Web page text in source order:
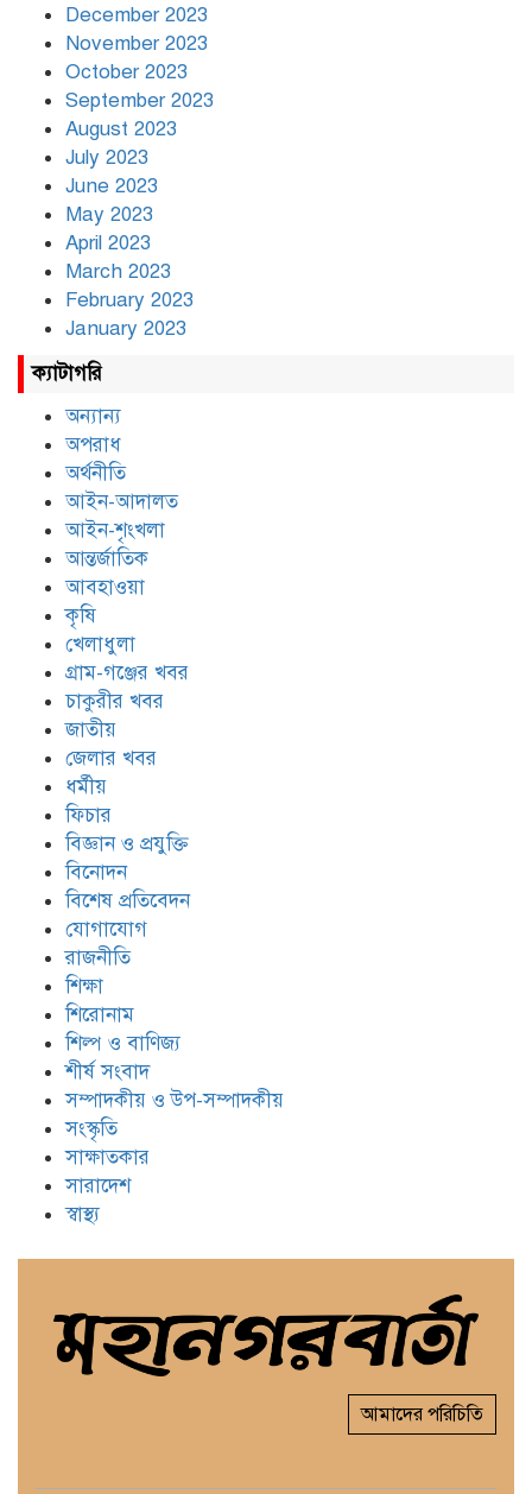
December 2023
November 2023
October 2023
September 2023
August 2023
July 2023
June 2023
May 2023
April 2023
March 2023
February 2023
January 2023
ক্যাটাগরি
অন্যান্য
অপরাধ
অর্থনীতি
আইন-আদালত
আইন-শৃংখলা
আন্তর্জাতিক
আবহাওয়া
কৃষি
খেলাধুলা
গ্রাম-গঞ্জের খবর
চাকুরীর খবর
জাতীয়
জেলার খবর
ধর্মীয়
ফিচার
বিজ্ঞান ও প্রযুক্তি
বিনোদন
বিশেষ প্রতিবেদন
যোগাযোগ
রাজনীতি
শিক্ষা
শিরোনাম
শিল্প ও বাণিজ্য
শীর্ষ সংবাদ
সম্পাদকীয় ও উপ-সম্পাদকীয়
সংস্কৃতি
সাক্ষাতকার
সারাদেশ
স্বাস্থ্য
আমাদের পরিচিতি